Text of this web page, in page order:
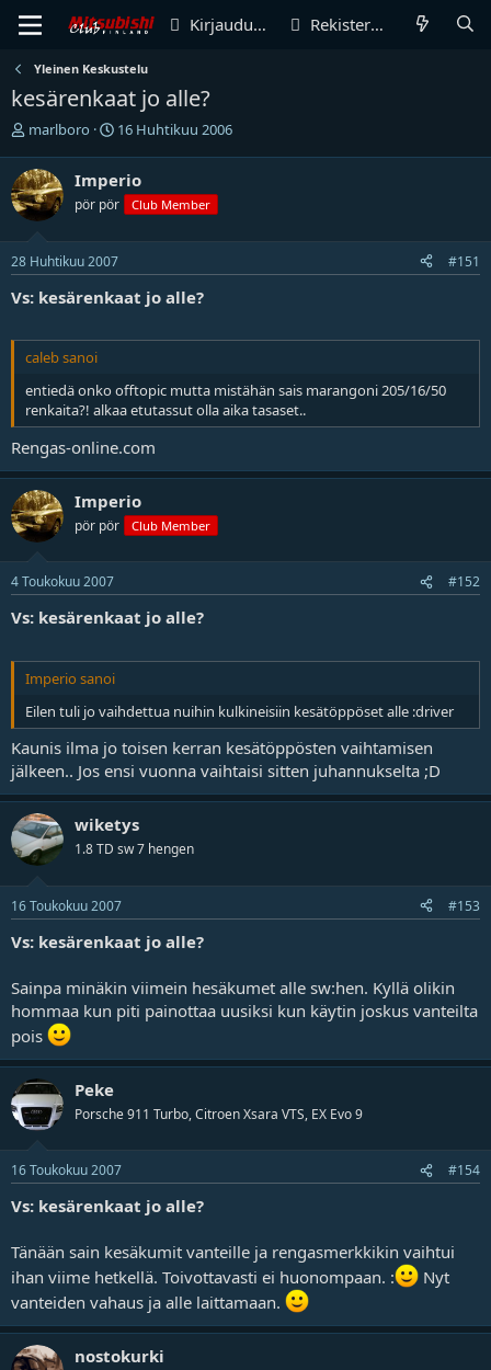
Kirjaudu sisään Rekisteröidy
Yleinen Keskustelu
kesärenkaat jo alle?
V
e
s
t
i
k
e
j
n
a
l
o
i
t
a
j
a
marlboro
A
i
t
p
i
ä
ä
ä
r
ä
16 Huhtikuu 2006
Imperio
pör pör Club Member
28 Huhtikuu 2007 #151
Vs: kesärenkaat jo alle?
caleb sanoi
entiedä onko offtopic mutta mistähän sais marangoni 205/16/50
renkaita?! alkaa etutassut olla aika tasaset..
Rengas-online.com
Imperio
pör pör Club Member
4 Toukokuu 2007 #152
Vs: kesärenkaat jo alle?
Imperio sanoi
Eilen tuli jo vaihdettua nuihin kulkineisiin kesätöppöset alle :driver
Kaunis ilma jo toisen kerran kesätöppösten vaihtamisen
jälkeen.. Jos ensi vuonna vaihtaisi sitten juhannukselta ;D
wiketys
1.8 TD sw 7 hengen
16 Toukokuu 2007 #153
Vs: kesärenkaat jo alle?
Sainpa minäkin viimein hesäkumet alle sw:hen. Kyllä olikin
hommaa kun piti painottaa uusiksi kun käytin joskus vanteilta
pois
Peke
Porsche 911 Turbo, Citroen Xsara VTS, EX Evo 9
16 Toukokuu 2007 #154
Vs: kesärenkaat jo alle?
Tänään sain kesäkumit vanteille ja rengasmerkkikin vaihtui
ihan viime hetkellä. Toivottavasti ei huonompaan. :
Nyt
vanteiden vahaus ja alle laittamaan.
nostokurki